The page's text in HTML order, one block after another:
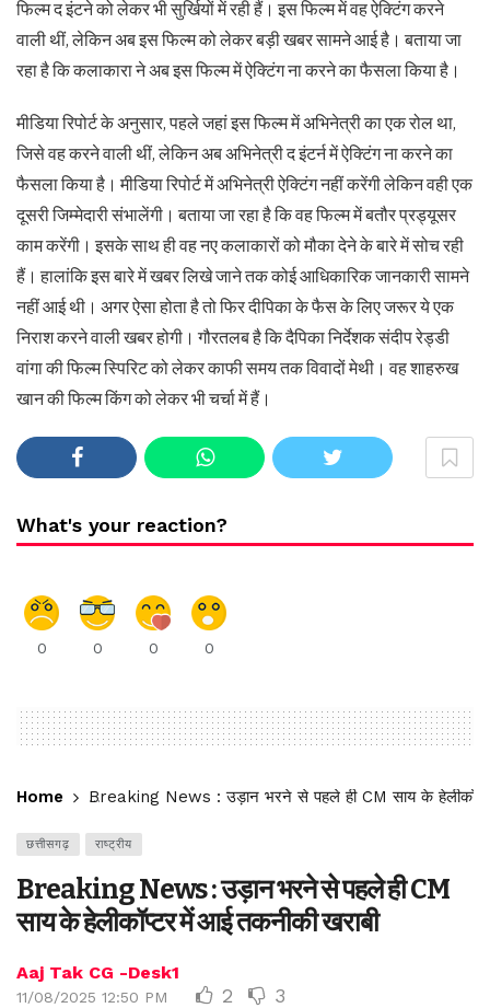
फिल्म द इंटने को लेकर भी सुर्खियों में रही हैं। इस फिल्म में वह ऐक्टिंग करने
वाली थीं, लेकिन अब इस फिल्म को लेकर बड़ी खबर सामने आई है। बताया जा
रहा है कि कलाकारा ने अब इस फिल्म में ऐक्टिंग ना करने का फैसला किया है।
मीडिया रिपोर्ट के अनुसार, पहले जहां इस फिल्म में अभिनेत्री का एक रोल था,
जिसे वह करने वाली थीं, लेकिन अब अभिनेत्री द इंटर्न में ऐक्टिंग ना करने का
फैसला किया है। मीडिया रिपोर्ट में अभिनेत्री ऐक्टिंग नहीं करेंगी लेकिन वही एक
दूसरी जिम्मेदारी संभालेंगी। बताया जा रहा है कि वह फिल्म में बतौर प्रड्यूसर
काम करेंगी। इसके साथ ही वह नए कलाकारों को मौका देने के बारे में सोच रही
हैं। हालांकि इस बारे में खबर लिखे जाने तक कोई आधिकारिक जानकारी सामने
नहीं आई थी। अगर ऐसा होता है तो फिर दीपिका के फैस के लिए जरूर ये एक
निराश करने वाली खबर होगी। गौरतलब है कि दैपिका निर्देशक संदीप रेड्डी
वांगा की फिल्म स्पिरिट को लेकर काफी समय तक विवादों मेथी। वह शाहरुख
खान की फिल्म किंग को लेकर भी चर्चा में हैं।
What's your reaction?
0 0 0 0
Home Breaking News : उड़ान भरने से पहले ही CM साय के
छत्तीसगढ़ राष्ट्रीय
Breaking News : उड़ान भरने से पहले ही CM
साय के हेलीकॉप्टर में आई तकनीकी खराबी
Aaj Tak CG -Desk1
11/08/2025 12:50 PM 2 3